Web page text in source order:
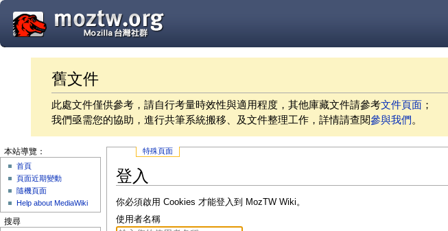
舊文件
此處文件僅供參考，請自行考量時效性與適用程度，其他庫藏文件請參考文件頁面 ；
我們亟需您的協助，進行共筆系統搬移、及文件整理工作，詳情請查閱參與我們。
特殊頁面
登入
你必須啟用 Cookies 才能登入到 MozTW Wiki。
使用者名稱
本站導覽：
首頁
頁面近期變動
隨機頁面
Help about MediaWiki
搜尋